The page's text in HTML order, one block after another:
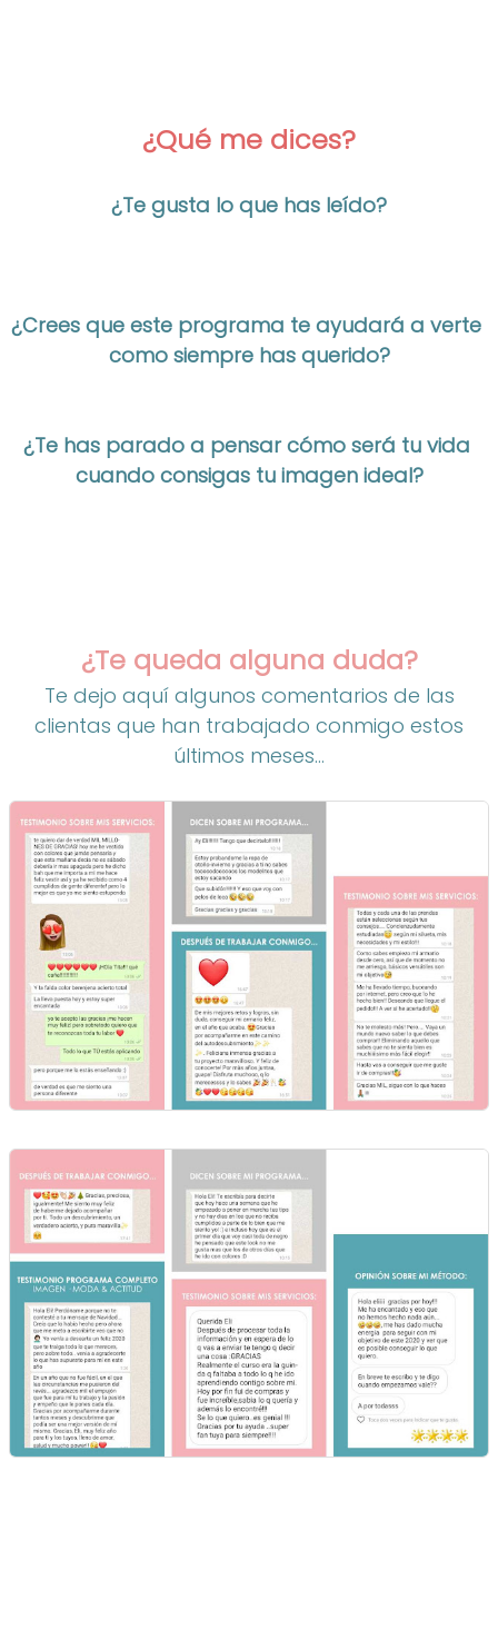
¿Qué me dices?
¿Te gusta lo que has leído?
¿Crees que este programa te ayudará a verte
como siempre has querido?
¿Te has parado a pensar cómo será tu vida
cuando consigas tu imagen ideal?
¿Te queda alguna duda?
Te dejo aquí algunos comentarios de las
clientas que han trabajado conmigo estos
últimos meses...